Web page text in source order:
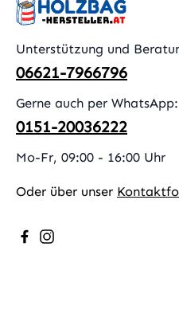
Unterstützung und
06621-7966796
Gerne auch per WhatsApp:
0151-20036222
Mo-Fr, 09:00 - 16:00 Uhr
Oder über unser
Besuche uns auf
Schau auf Instagram